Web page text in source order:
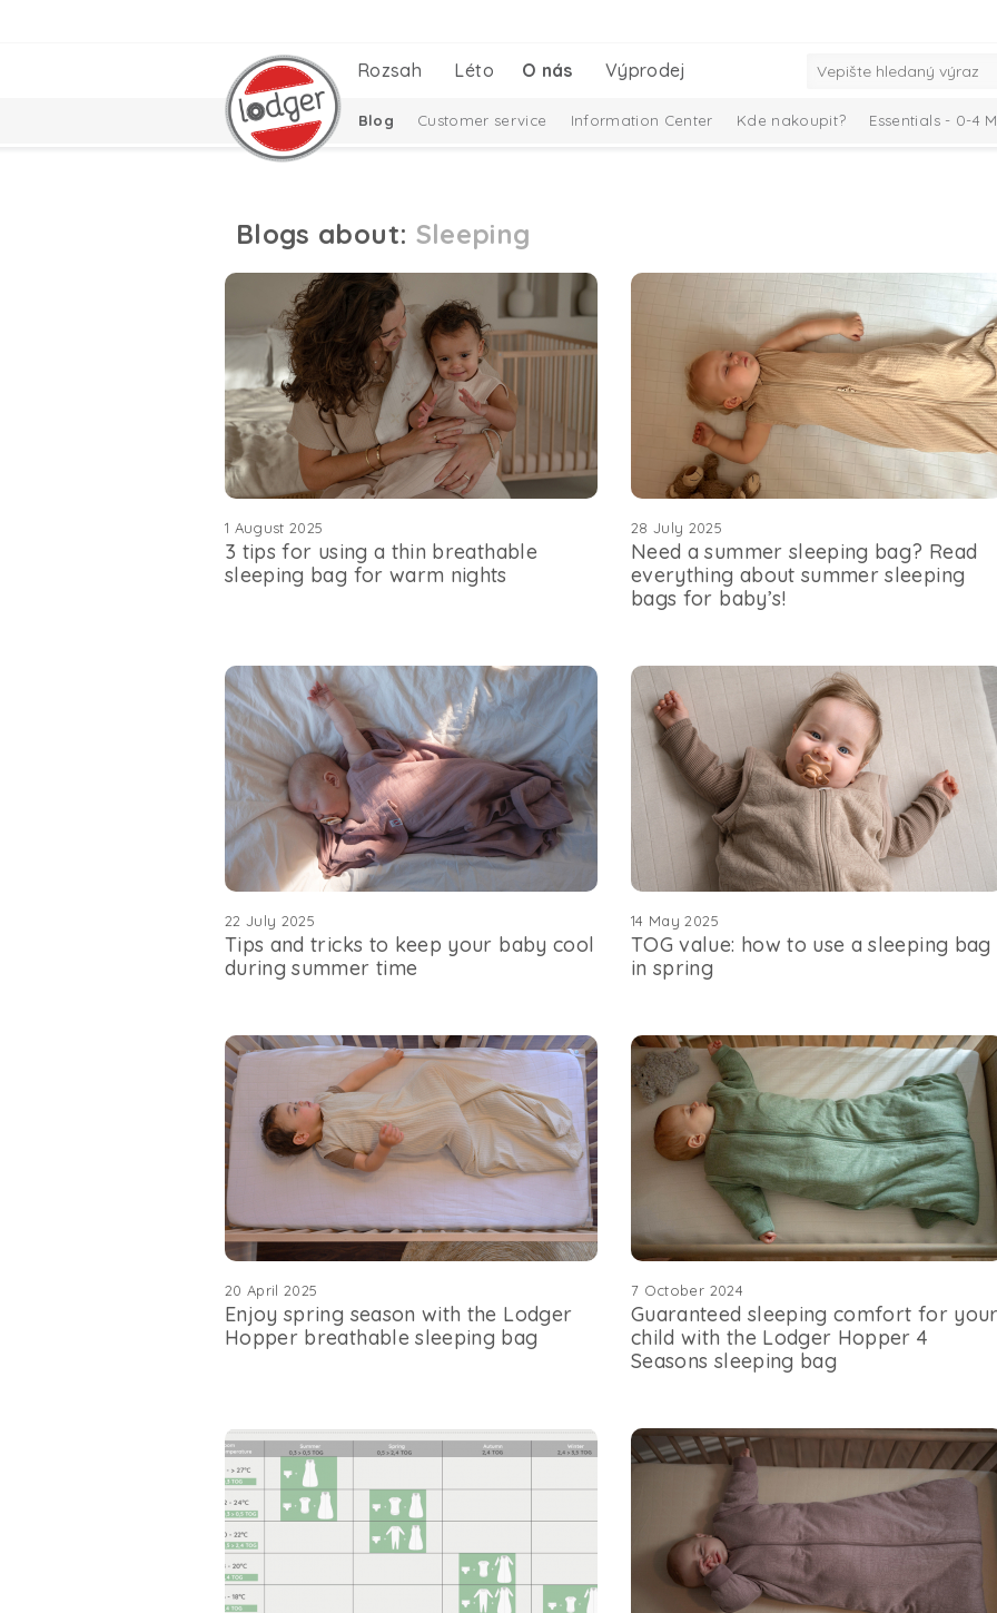
Rozsah Léto O nás Výprodej
Blog Customer service Information Center Kde nakoupit? Essentials - 0-4
Blogs about: Sleeping
1 August 2025
3 tips for using a thin breathable
sleeping bag for warm nights
28 July 2025
Need a summer sleeping bag? Read
everything about summer sleeping
bags for baby’s!
22 July 2025
Tips and tricks to keep your baby cool
during summer time
14 May 2025
TOG value: how to use a sleeping bag
in spring
20 April 2025
Enjoy spring season with the Lodger
Hopper breathable sleeping bag
7 October 2024
Guaranteed sleeping comfort for
child with the Lodger Hopper 4
Seasons sleeping bag